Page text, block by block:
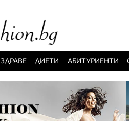
ЗДРАВЕ ДИЕТИ АБИТУРИЕНТИ